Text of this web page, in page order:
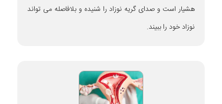
هشیار است و صدای گریه نوزاد را شنیده و بلافاصله می تواند
نوزاد خود را ببیند.